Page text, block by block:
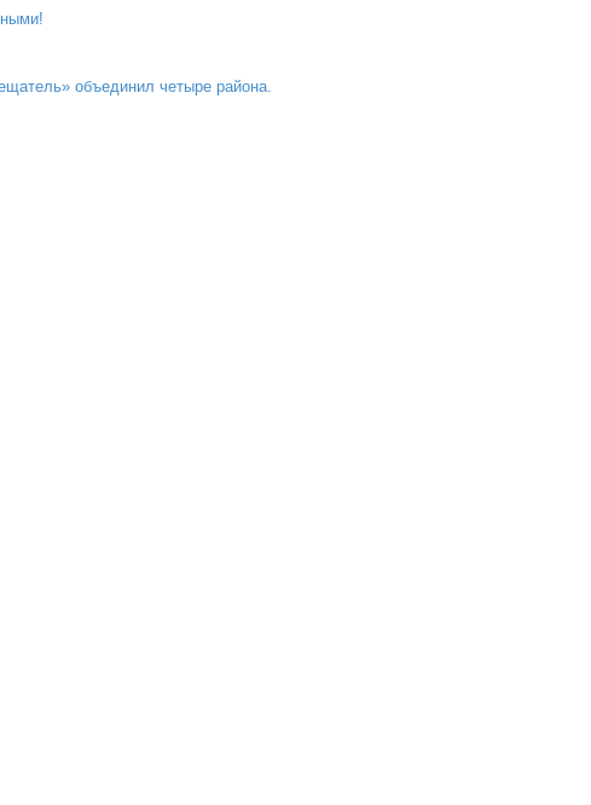
объединил четыре района.